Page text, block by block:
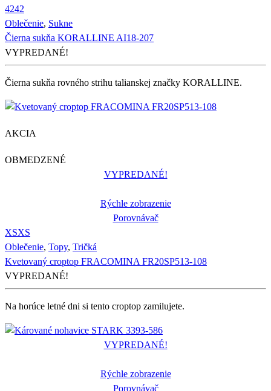
4242
Oblečenie, Sukne
Čierna sukňa KORALLINE AI18-207
VYPREDANÉ!
Čierna sukňa rovného strihu talianskej značky KORALLINE.
AKCIA
OBMEDZENÉ
VYPREDANÉ!
Rýchle zobrazenie
Porovnávač
XSXS
Oblečenie, Topy, Tričká
Kvetovaný croptop FRACOMINA FR20SP513-108
VYPREDANÉ!
Na horúce letné dni si tento croptop zamilujete.
VYPREDANÉ!
Rýchle zobrazenie
Porovnávač